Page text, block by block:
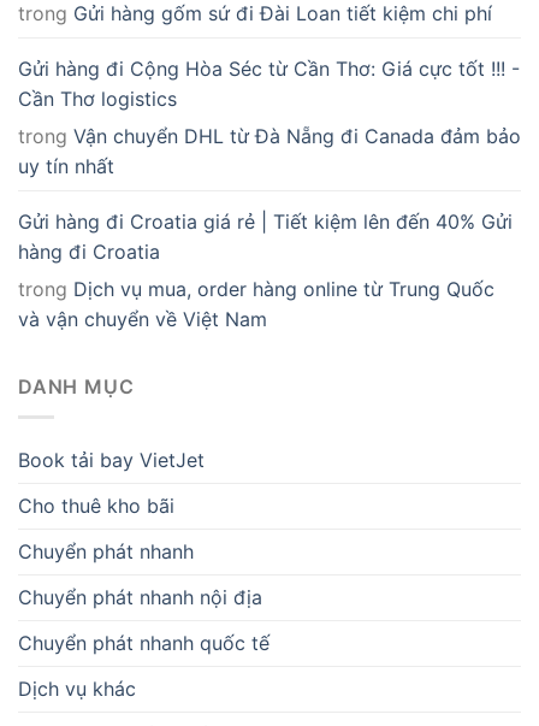
trong Gửi hàng gốm sứ đi Đài Loan tiết kiệm chi phí
Gửi hàng đi Cộng Hòa Séc từ Cần Thơ: Giá cực tốt !!! -
Cần Thơ logistics
trong Vận chuyển DHL từ Đà Nẵng đi Canada đảm bảo
uy tín nhất
Gửi hàng đi Croatia giá rẻ | Tiết kiệm lên đến 40% Gửi
hàng đi Croatia
trong Dịch vụ mua, order hàng online từ Trung Quốc
và vận chuyển về Việt Nam
DANH MỤC
Book tải bay VietJet
Cho thuê kho bãi
Chuyển phát nhanh
Chuyển phát nhanh nội địa
Chuyển phát nhanh quốc tế
Dịch vụ khác